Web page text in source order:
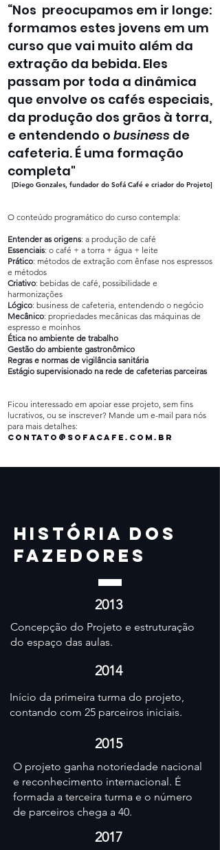
“Nos preocupamos em ir longe:
formamos estes jovens em um
curso que vai muito além da
extração da bebida. Eles
passam por toda a dinâmica
que envolve os cafés especiais,
da produção dos grãos à torra,
e entendendo o business de
cafeteria. É uma formação
completa"
[Diego Gonzales, fundador do Sofá Café e criador do Projeto]
O conteúdo programático do curso contempla:
Entender as origens: a produção de café
Essenciais: o café + a torra + água + leite
Prático: métodos de extração com ênfase nos espressos
e métodos
Criativo: bebidas de café, possibilidade e
harmonizações
Lógico: business de cafeteria, entendendo o negócio
Mecânico: propriedades mecânicas das máquinas de
espresso e moinhos
Ética no ambiente de trabalho
Gestão do ambiente gastronômico
Regras e normas de vigilância sanitária
Estágio supervisionado na rede de cafeterias parceiras
Ficou interessado em apoiar esse projeto, sem fins
lucrativos, ou se inscrever? Mande um e-mail para nós
para mais detalhes:
contato@sofacafe.com.br
História dos
FaZEDORES
2013
Concepção do Projeto e estruturação
do espaço das aulas.
2014
Início da primeira turma do projeto,
contando com 25 parceiros iniciais.
2015
O projeto ganha notoriedade nacional
e reconhecimento internacional. É
formada a terceira turma e o número
de parceiros chega a 40.
2017